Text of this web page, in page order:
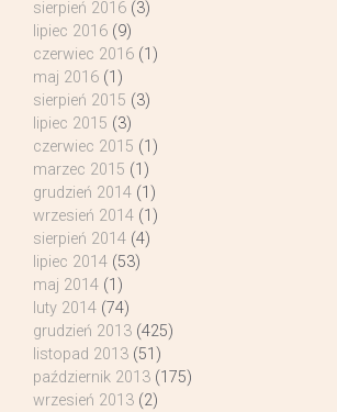
sierpień 2016 (3)
lipiec 2016 (9)
czerwiec 2016 (1)
maj 2016 (1)
sierpień 2015 (3)
lipiec 2015 (3)
czerwiec 2015 (1)
marzec 2015 (1)
grudzień 2014 (1)
wrzesień 2014 (1)
sierpień 2014 (4)
lipiec 2014 (53)
maj 2014 (1)
luty 2014 (74)
grudzień 2013 (425)
listopad 2013 (51)
październik 2013 (175)
wrzesień 2013 (2)